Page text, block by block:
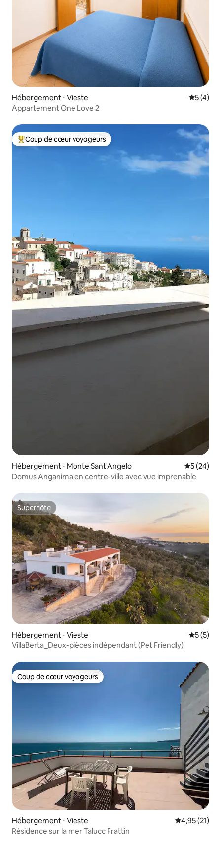
Hébergement ⋅ Vieste
5 (4)
Appartement One Love 2
Coups de cœur voyageurs les plus appréciés
Coup de cœur voyageurs
Hébergement ⋅ Monte Sant'Angelo
5 (24)
Domus Anganima en centre-ville avec vue imprenable
Superhôte
Superhôte
Hébergement ⋅ Vieste
5 (5)
VillaBerta_Deux-pièces indépendant (Pet Friendly)
Coup de cœur voyageurs
Coup de cœur voyageurs
Hébergement ⋅ Vieste Évaluation
4,95 (21)
Résidence sur la mer Talucc Frattin